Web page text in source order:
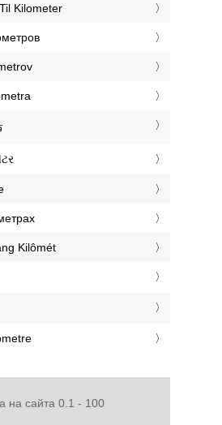
Kilometer
Kilômét
на сайта 0.1 - 100